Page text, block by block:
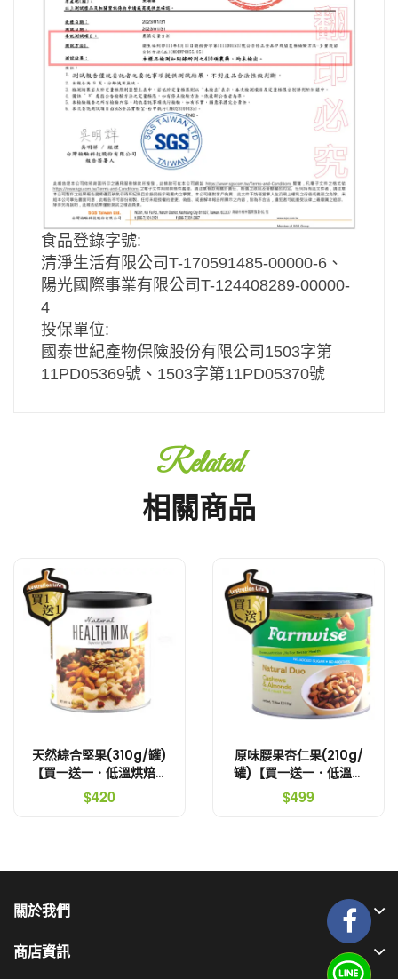
食品登錄字號:
清淨生活有限公司T-170591485-00000-6、
陽光國際事業有限公司T-124408289-00000-
4
投保單位:
國泰世紀產物保險股份有限公司1503字第
11PD05369號、1503字第11PD05370號
Related
相關商品
天然綜合堅果(310g/罐)
【買一送一．低溫烘焙非
油炸．不會口乾舌燥】
$420
原味腰果杏仁果(210g/
罐)【買一送一．低溫烘
焙非油炸．不會口乾舌
燥】
$499
關於我們
商店資訊